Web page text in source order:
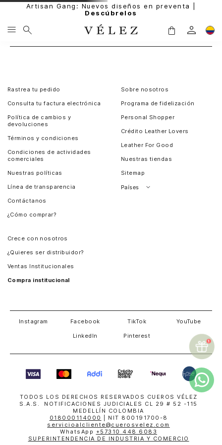
Artisan Gang: Nuevos diseños en preventa |
Descúbrelos
Rastrea tu pedido
Consulta tu factura electrónica
Política de cambios y
devoluciones
Términos y condiciones
Condiciones de actividades
comerciales
Nuestras políticas
Línea de transparencia
Contáctanos
¿Cómo comprar?
Sobre nosotros
Programa de fidelización
Personal Shopper
Crédito Leather Lovers
Leather For Good
Nuestras tiendas
Sitemap
Países
Crece con nosotros
¿Quieres ser distribuidor?
Ventas Institucionales
Compra institucional
Instagram Facebook TikTok YouTube
LinkedIn Pinterest
TODOS LOS DERECHOS RESERVADOS CUEROS VÉLEZ
S.A.S. NOTIFICACIONES JUDICIALES CL 29 # 52 -115
MEDELLÍN COLOMBIA
018000114000
| NIT 800191700-8
servicioalcliente@cuerosvelez.com
WhatsApp +57310 448 6083
SUPERINTENDENCIA DE INDUSTRIA Y COMERCIO